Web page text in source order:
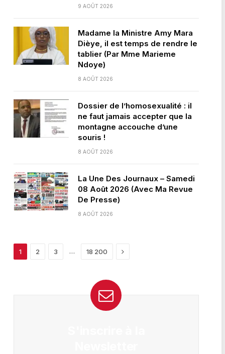
9 AOÛT 2026
Madame la Ministre Amy Mara
Dièye, il est temps de rendre le
tablier (Par Mme Marieme
Ndoye)
8 AOÛT 2026
Dossier de l’homosexualité : il
ne faut jamais accepter que la
montagne accouche d’une
souris !
8 AOÛT 2026
La Une Des Journaux – Samedi
08 Août 2026 (Avec Ma Revue
De Presse)
8 AOÛT 2026
1 2 3 … 18 200 Next